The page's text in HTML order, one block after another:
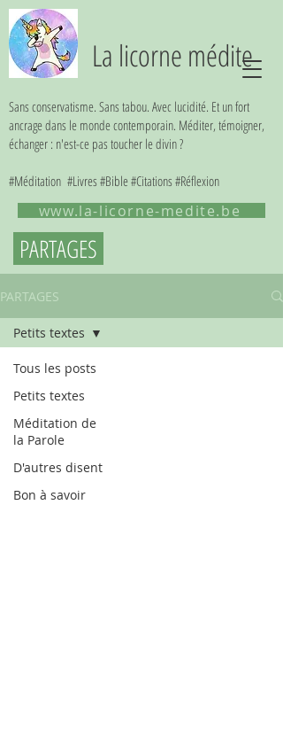
La licorne médite
Sans conservatisme. Sans tabou. Avec lucidité. Et un fort
ancrage dans le monde contemporain. Méditer, témoigner,
échanger : n'est-ce pas toucher le divin ?
#Méditation #Livres #Bible #Citations #Réflexion
www.la-licorne-medite.be
PARTAGES
PARTAGES
Tous les posts
Petits textes
Méditation de
la Parole
D'autres disent
Bon à savoir
Petits textes